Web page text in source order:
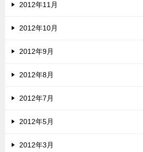
2012年11月
2012年10月
2012年9月
2012年8月
2012年7月
2012年5月
2012年3月